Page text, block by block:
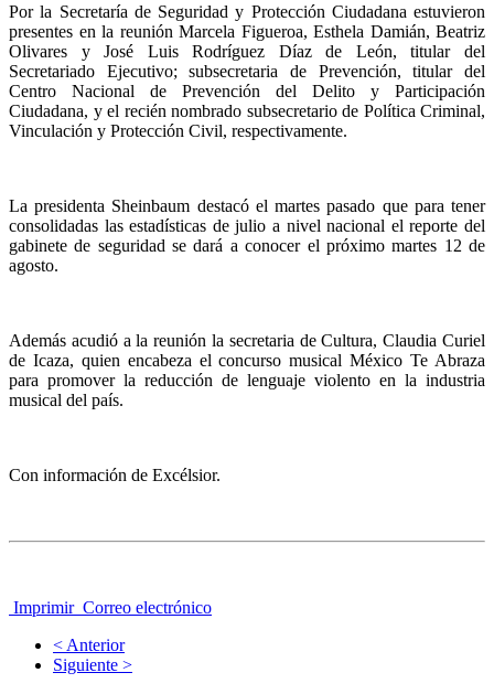
Por la Secretaría de Seguridad y Protección Ciudadana estuvieron
presentes en la reunión Marcela Figueroa, Esthela Damián, Beatriz
Olivares y José Luis Rodríguez Díaz de León, titular del
Secretariado Ejecutivo; subsecretaria de Prevención, titular del
Centro Nacional de Prevención del Delito y Participación
Ciudadana, y el recién nombrado subsecretario de Política Criminal,
Vinculación y Protección Civil, respectivamente.
La presidenta Sheinbaum destacó el martes pasado que para tener
consolidadas las estadísticas de julio a nivel nacional el reporte del
gabinete de seguridad se dará a conocer el próximo martes 12 de
agosto.
Además acudió a la reunión la secretaria de Cultura, Claudia Curiel
de Icaza, quien encabeza el concurso musical México Te Abraza
para promover la reducción de lenguaje violento en la industria
musical del país.
Con información de Excélsior.
Imprimir Correo electrónico
< Anterior
Siguiente >